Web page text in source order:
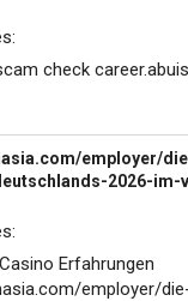
check
employer/
2026-im-
Erfahrungen
employer/